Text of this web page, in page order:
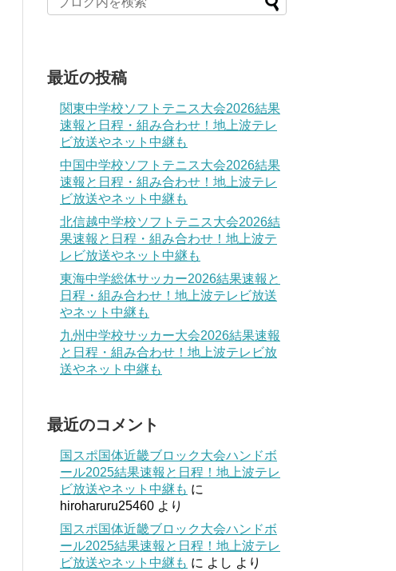
最近の投稿
関東中学校ソフトテニス大会2026結果
速報と日程・組み合わせ！地上波テレ
ビ放送やネット中継も
中国中学校ソフトテニス大会2026結果
速報と日程・組み合わせ！地上波テレ
ビ放送やネット中継も
北信越中学校ソフトテニス大会2026結
果速報と日程・組み合わせ！地上波テ
レビ放送やネット中継も
東海中学総体サッカー2026結果速報と
日程・組み合わせ！地上波テレビ放送
やネット中継も
九州中学校サッカー大会2026結果速報
と日程・組み合わせ！地上波テレビ放
送やネット中継も
最近のコメント
国スポ国体近畿ブロック大会ハンドボ
ール2025結果速報と日程！地上波テレ
ビ放送やネット中継も に
hiroharuru25460 より
国スポ国体近畿ブロック大会ハンドボ
ール2025結果速報と日程！地上波テレ
ビ放送やネット中継も に よし より